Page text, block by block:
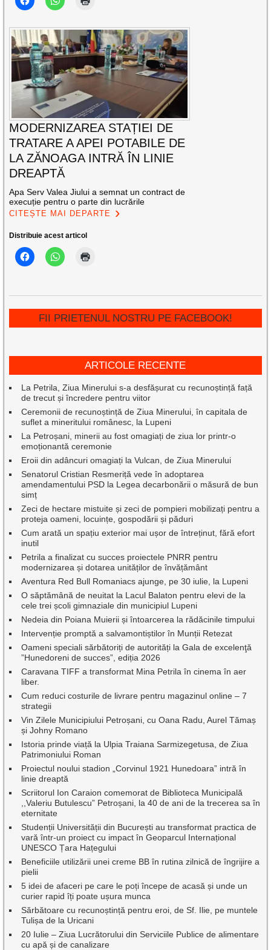
MODERNIZAREA STAȚIEI DE
TRATARE A APEI POTABILE DE
LA ZĂNOAGA INTRĂ ÎN LINIE
DREAPTĂ
Apa Serv Valea Jiului a semnat un contract de
execuție pentru o parte din lucrările
CITEȘTE MAI DEPARTE
Distribuie acest articol
FII PRIETENUL NOSTRU PE FACEBOOK!
ARTICOLE RECENTE
La Petrila, Ziua Minerului s-a desfășurat cu recunoștință față
de trecut și încredere pentru viitor
Ceremonii de recunoștință de Ziua Minerului, în capitala de
suflet a mineritului românesc, la Lupeni
La Petroșani, minerii au fost omagiați de ziua lor printr-o
emoționantă ceremonie
Eroii din adâncuri omagiați la Vulcan, de Ziua Minerului
Senatorul Cristian Resmeriță vede în adoptarea
amendamentului PSD la Legea decarbonării o măsură de bun
simț
Zeci de hectare mistuite și zeci de pompieri mobilizați pentru a
proteja oameni, locuințe, gospodării și păduri
Cum arată un spațiu exterior mai ușor de întreținut, fără efort
inutil
Petrila a finalizat cu succes proiectele PNRR pentru
modernizarea și dotarea unităților de învățământ
Aventura Red Bull Romaniacs ajunge, pe 30 iulie, la Lupeni
O săptămână de neuitat la Lacul Balaton pentru elevi de la
cele trei școli gimnaziale din municipiul Lupeni
Nedeia din Poiana Muierii și întoarcerea la rădăcinile timpului
Intervenție promptă a salvamontiștilor în Munții Retezat
Oameni speciali sărbătoriți de autorități la Gala de excelenţă
”Hunedoreni de succes”, ediția 2026
Caravana TIFF a transformat Mina Petrila în cinema în aer
liber.
Cum reduci costurile de livrare pentru magazinul online – 7
strategii
Vin Zilele Municipiului Petroșani, cu Oana Radu, Aurel Tămaș
și Johny Romano
Istoria prinde viață la Ulpia Traiana Sarmizegetusa, de Ziua
Patrimoniului Roman
Proiectul noului stadion „Corvinul 1921 Hunedoara” intră în
linie dreaptă
Scriitorul Ion Caraion comemorat de Biblioteca Municipală
,,Valeriu Butulescu” Petroșani, la 40 de ani de la trecerea sa în
eternitate
Studenții Universității din București au transformat practica de
vară într-un proiect cu impact în Geoparcul Internațional
UNESCO Țara Hațegului
Beneficiile utilizării unei creme BB în rutina zilnică de îngrijire a
pielii
5 idei de afaceri pe care le poți începe de acasă și unde un
curier rapid îți poate ușura munca
Sărbătoare cu recunoștință pentru eroi, de Sf. Ilie, pe muntele
Tulișa de la Uricani
20 Iulie – Ziua Lucrătorului din Serviciile Publice de alimentare
cu apă și de canalizare